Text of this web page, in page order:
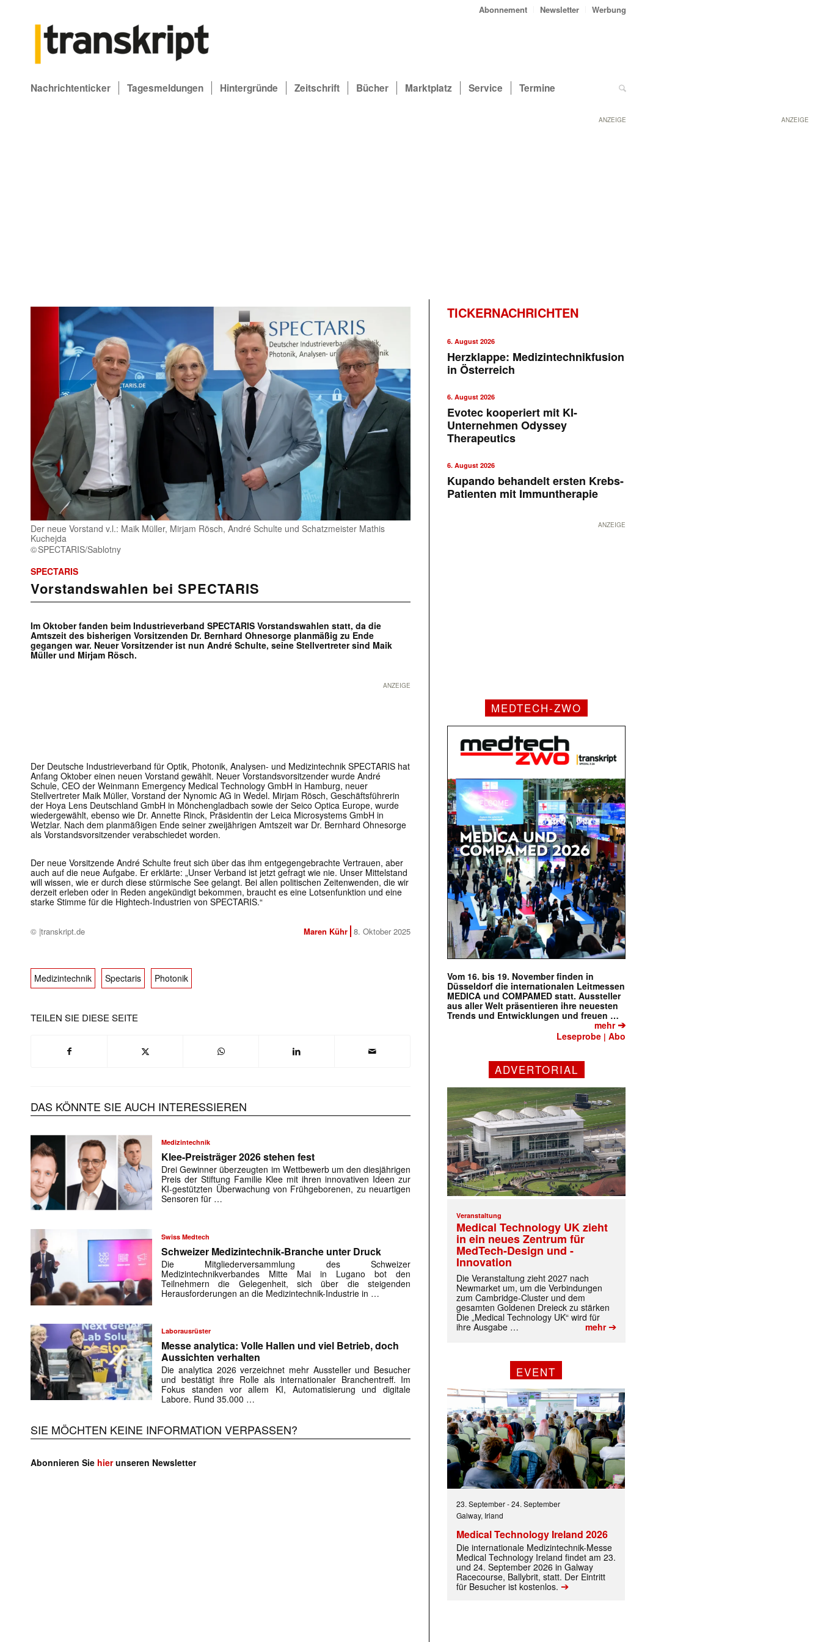
ANZEIGE
Mit dem |transkript-Newsletter jede Woche aktuell informiert.
E-
Abonnement Newsletter Werbung
Nachrichtenticker Tagesmeldungen Hintergründe Zeitschrift Bücher Marktplatz Service Termine
ANZEIGE
Der neue Vorstand v.l.: Maik Müller, Mirjam Rösch, André Schulte und Schatzmeister Mathis
Kuchejda
SPECTARIS/Sablotny
SPECTARIS
Vorstandswahlen bei SPECTARIS
Im Oktober fanden beim Industrieverband SPECTARIS Vorstandswahlen statt, da die
Amtszeit des bisherigen Vorsitzenden Dr. Bernhard Ohnesorge planmäßig zu Ende
gegangen war. Neuer Vorsitzender ist nun André Schulte, seine Stellvertreter sind Maik
Müller und Mirjam Rösch.
ANZEIGE
Der Deutsche Industrieverband für Optik, Photonik, Analysen- und Medizintechnik SPECTARIS hat
Anfang Oktober einen neuen Vorstand gewählt. Neuer Vorstandsvorsitzender wurde André
Schule, CEO der Weinmann Emergency Medical Technology GmbH in Hamburg, neuer
Stellvertreter Maik Müller, Vorstand der Nynomic AG in Wedel. Mirjam Rösch, Geschäftsführerin
der Hoya Lens Deutschland GmbH in Mönchengladbach sowie der Seico Optica Europe, wurde
wiedergewählt, ebenso wie Dr. Annette Rinck, Präsidentin der Leica Microsystems GmbH in
Wetzlar. Nach dem planmäßigen Ende seiner zweijährigen Amtszeit war Dr. Bernhard Ohnesorge
als Vorstandsvorsitzender verabschiedet worden.
Der neue Vorsitzende André Schulte freut sich über das ihm entgegengebrachte Vertrauen, aber
auch auf die neue Aufgabe. Er erklärte: „Unser Verband ist jetzt gefragt wie nie. Unser Mittelstand
will wissen, wie er durch diese stürmische See gelangt. Bei allen politischen Zeitenwenden, die wir
derzeit erleben oder in Reden angekündigt bekommen, braucht es eine Lotsenfunktion und eine
starke Stimme für die Hightech-Industrien von SPECTARIS.“
© |transkript.de Maren Kühr 8. Oktober 2025
Medizintechnik Spectaris Photonik
TEILEN SIE DIESE SEITE
DAS KÖNNTE SIE AUCH INTERESSIEREN
Medizintechnik
Klee-Preisträger 2026 stehen fest
Drei Gewinner überzeugten im Wettbewerb um den diesjährigen
Preis der Stiftung Familie Klee mit ihren innovativen Ideen zur
KI-gestützten Überwachung von Frühgeborenen, zu neuartigen
Sensoren für …
Swiss Medtech
Schweizer Medizintechnik-Branche unter Druck
Die Mitgliederversammlung des Schweizer
Medizintechnikverbandes Mitte Mai in Lugano bot den
Teilnehmern die Gelegenheit, sich über die steigenden
Herausforderungen an die Medizintechnik-Industrie in …
Laborausrüster
Messe analytica: Volle Hallen und viel Betrieb, doch
Aussichten verhalten
Die analytica 2026 verzeichnet mehr Aussteller und Besucher
und bestätigt ihre Rolle als internationaler Branchentreff. Im
Fokus standen vor allem KI, Automatisierung und digitale
Labore. Rund 35.000 …
SIE MÖCHTEN KEINE INFORMATION VERPASSEN?
Abonnieren Sie hierunseren Newsletter
TICKERNACHRICHTEN
6. August 2026
Herzklappe: Medizintechnikfusion
in Österreich
6. August 2026
Evotec kooperiert mit KI-
Unternehmen Odyssey
Therapeutics
6. August 2026
Kupando behandelt ersten Krebs-
Patienten mit Immuntherapie
ANZEIGE
MEDTECH-ZWO
Vom 16. bis 19. November finden in
Düsseldorf die internationalen Leitmessen
MEDICA und COMPAMED statt. Aussteller
aus aller Welt präsentieren ihre neuesten
Trends und Entwicklungen und freuen …
mehr➔
Leseprobe |Abo
ADVERTORIAL
Veranstaltung
Medical Technology UK zieht
in ein neues Zentrum für
MedTech-Design und -
Innovation
Die Veranstaltung zieht 2027 nach
Newmarket um, um die Verbindungen
zum Cambridge-Cluster und dem
gesamten Goldenen Dreieck zu stärken
Die „Medical Technology UK“ wird für
ihre Ausgabe …
mehr➔
EVENT
23. September-24. September
Galway, Irland
Medical Technology Ireland 2026
Die internationale Medizintechnik-Messe
Medical Technology Ireland findet am 23.
und 24. September 2026 in Galway
Racecourse, Ballybrit, statt. Der Eintritt
für Besucher ist kostenlos. ➔